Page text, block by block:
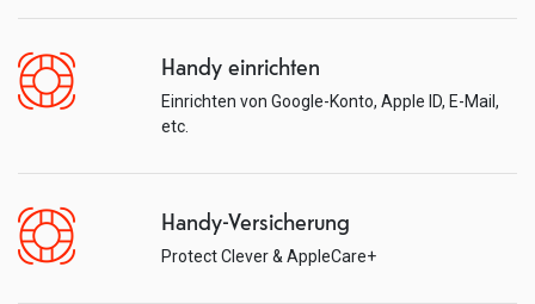
Handy einrichten
Einrichten von Google-Konto, Apple ID, E-Mail,
etc.
Handy-Versicherung
Protect Clever & AppleCare+